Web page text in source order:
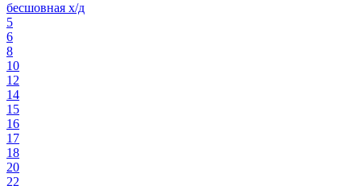
бесшовная х/д
5
6
8
10
12
14
15
16
17
18
20
22